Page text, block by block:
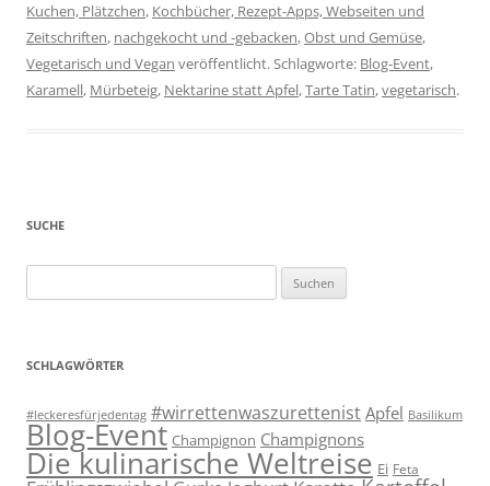
Kuchen, Plätzchen, Kochbücher, Rezept-Apps, Webseiten und
Zeitschriften, nachgekocht und -gebacken,Obst und Gemüse,
Vegetarisch und Vegan veröffentlicht. Schlagworte: Blog-Event,
Karamell, Mürbeteig, Nektarine statt Apfel,Tarte Tatin,vegetarisch.
SUCHE
nach:
SCHLAGWÖRTER
#leckeresfürjedentag #wirrettenwaszurettenist Apfel Basilikum
Blog-Event Champignon Champignons
Die kulinarische Weltreise Ei Feta